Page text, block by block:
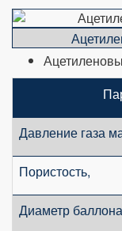
Давление газа
Пористость,
Диаметр